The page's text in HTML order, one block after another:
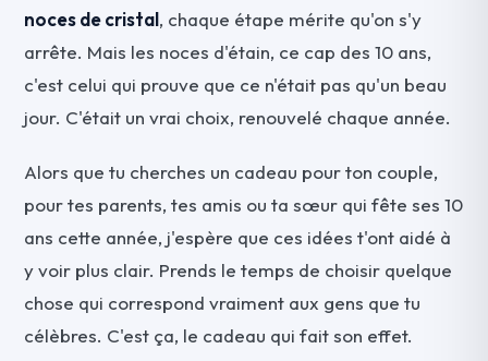
noces de cristal, chaque étape mérite qu'on s'y
arrête. Mais les noces d'étain, ce cap des 10 ans,
c'est celui qui prouve que ce n'était pas qu'un beau
jour. C'était un vrai choix, renouvelé chaque année.
Alors que tu cherches un cadeau pour ton couple,
pour tes parents, tes amis ou ta sœur qui fête ses 10
ans cette année, j'espère que ces idées t'ont aidé à
y voir plus clair. Prends le temps de choisir quelque
chose qui correspond vraiment aux gens que tu
célèbres. C'est ça, le cadeau qui fait son effet.